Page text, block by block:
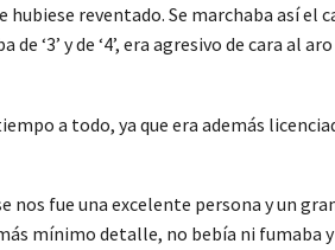
reventado. Se marchaba así el
y de ‘4’, era agresivo de cara al
a todo, ya que era además
nos fue una excelente persona y un
mínimo detalle, no bebía ni fumaba